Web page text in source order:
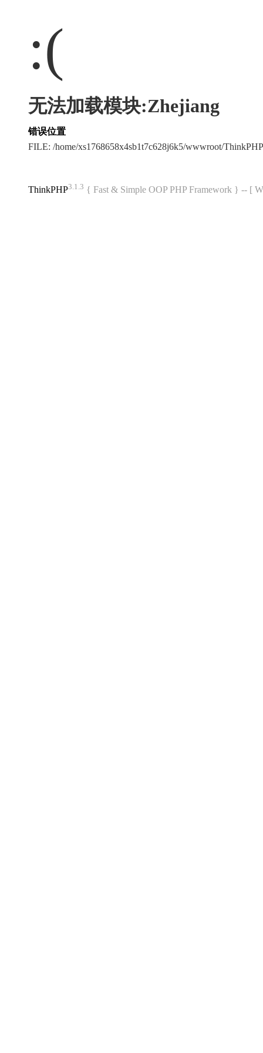
:(
无法加载模块:Zhejiang
错误位置
FILE: /home/xs1768658x4sb1t7c628j6k5/wwwroot/
ThinkPHP3.1.3 { Fast & Simple OOP PHP Framework } -- [